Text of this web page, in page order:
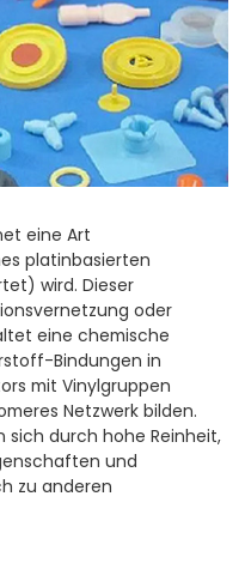
eine Art
platinbasierten
wird. Dieser
oder
eine chemische
Bindungen in
mit Vinylgruppen
Netzwerk bilden.
sich durch hohe Reinheit,
und
zu anderen